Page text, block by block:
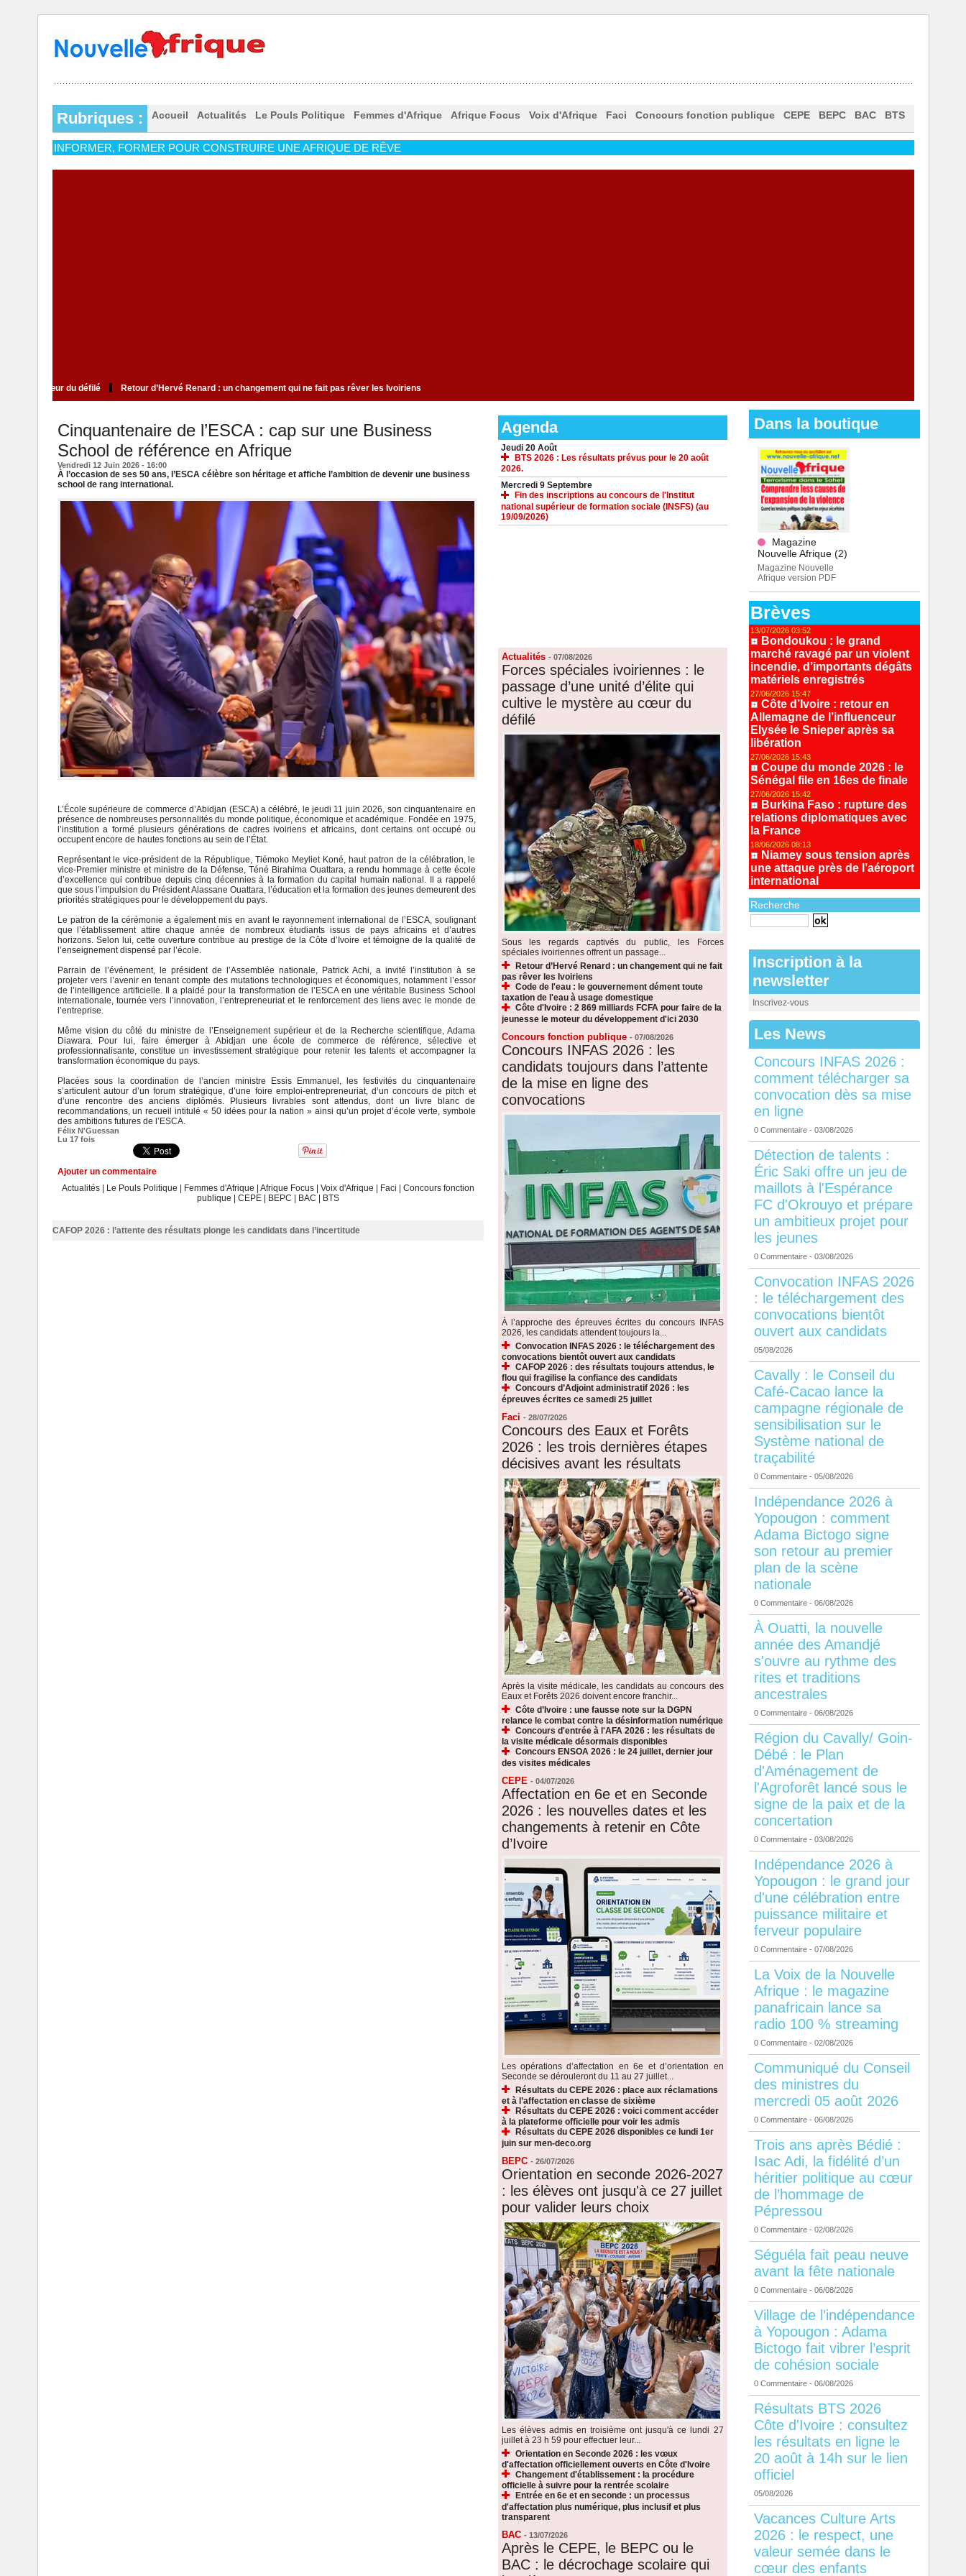
Rubriques : Accueil Actualités Le Pouls Politique Femmes d'Afrique Afrique Focus Voix d'Afrique Faci Concours fonction publique CEPE BEPC BAC BTS
INFORMER, FORMER POUR CONSTRUIRE UNE AFRIQUE DE RÊVE
qui cultive le mystère au cœur du défilé Retour d’Hervé Renard : un changement qui ne fait pas rêver les Ivoiriens
Cinquantenaire de l’ESCA : cap sur une Business
School de référence en Afrique
Vendredi 12 Juin 2026 - 16:00
À l’occasion de ses 50 ans, l’ESCA célèbre son héritage et affiche l’ambition de devenir une business
school de rang international.
L’École supérieure de commerce d’Abidjan (ESCA) a célébré, le jeudi 11 juin 2026, son cinquantenaire en
présence de nombreuses personnalités du monde politique, économique et académique. Fondée en 1975,
l’institution a formé plusieurs générations de cadres ivoiriens et africains, dont certains ont occupé ou
occupent encore de hautes fonctions au sein de l’État.
Représentant le vice-président de la République, Tiémoko Meyliet Koné, haut patron de la célébration, le
vice-Premier ministre et ministre de la Défense, Téné Birahima Ouattara, a rendu hommage à cette école
d’excellence qui contribue depuis cinq décennies à la formation du capital humain national. Il a rappelé
que sous l’impulsion du Président Alassane Ouattara, l’éducation et la formation des jeunes demeurent des
priorités stratégiques pour le développement du pays.
Le patron de la cérémonie a également mis en avant le rayonnement international de l’ESCA, soulignant
que l’établissement attire chaque année de nombreux étudiants issus de pays africains et d’autres
horizons. Selon lui, cette ouverture contribue au prestige de la Côte d’Ivoire et témoigne de la qualité de
l’enseignement dispensé par l’école.
Parrain de l’événement, le président de l’Assemblée nationale, Patrick Achi, a invité l’institution à se
projeter vers l’avenir en tenant compte des mutations technologiques et économiques, notamment l’essor
de l’intelligence artificielle. Il a plaidé pour la transformation de l’ESCA en une véritable Business School
internationale, tournée vers l’innovation, l’entrepreneuriat et le renforcement des liens avec le monde de
l’entreprise.
Même vision du côté du ministre de l’Enseignement supérieur et de la Recherche scientifique, Adama
Diawara. Pour lui, faire émerger à Abidjan une école de commerce de référence, sélective et
professionnalisante, constitue un investissement stratégique pour retenir les talents et accompagner la
transformation économique du pays.
Placées sous la coordination de l’ancien ministre Essis Emmanuel, les festivités du cinquantenaire
s’articulent autour d’un forum stratégique, d’une foire emploi-entrepreneuriat, d’un concours de pitch et
d’une rencontre des anciens diplômés. Plusieurs livrables sont attendus, dont un livre blanc de
recommandations, un recueil intitulé « 50 idées pour la nation » ainsi qu’un projet d’école verte, symbole
des ambitions futures de l’ESCA.
Félix N'Guessan
Lu 17 fois
Ajouter un commentaire
Actualités
Le Pouls Politique Femmes d'Afrique Afrique Focus Voix d'Afrique Faci
Concours fonction
publique
CEPE BEPC BAC BTS
CAFOP 2026 : l’attente des résultats plonge les candidats dans l’incertitude
Agenda
Jeudi 20 Août
BTS 2026 : Les résultats prévus pour le 20 août
2026.
Mercredi 9 Septembre
Fin des inscriptions au concours de l'Institut
national supérieur de formation sociale (INSFS) (au
19/09/2026)
Actualités - 07/08/2026
Forces spéciales ivoiriennes : le
passage d’une unité d’élite qui
cultive le mystère au cœur du
défilé
Sous les regards captivés du public, les Forces
spéciales ivoiriennes offrent un passage...
Retour d’Hervé Renard : un changement qui ne fait
pas rêver les Ivoiriens
Code de l'eau : le gouvernement dément toute
taxation de l'eau à usage domestique
Côte d'Ivoire : 2 869 milliards FCFA pour faire de la
jeunesse le moteur du développement d'ici 2030
Concours fonction publique - 07/08/2026
Concours INFAS 2026 : les
candidats toujours dans l’attente
de la mise en ligne des
convocations
À l’approche des épreuves écrites du concours INFAS
2026, les candidats attendent toujours la...
Convocation INFAS 2026 : le téléchargement des
convocations bientôt ouvert aux candidats
CAFOP 2026 : des résultats toujours attendus, le
flou qui fragilise la confiance des candidats
Concours d’Adjoint administratif 2026 : les
épreuves écrites ce samedi 25 juillet
Faci - 28/07/2026
Concours des Eaux et Forêts
2026 : les trois dernières étapes
décisives avant les résultats
Après la visite médicale, les candidats au concours des
Eaux et Forêts 2026 doivent encore franchir...
Côte d’Ivoire : une fausse note sur la DGPN
relance le combat contre la désinformation numérique
Concours d'entrée à l'AFA 2026 : les résultats de
la visite médicale désormais disponibles
Concours ENSOA 2026 : le 24 juillet, dernier jour
des visites médicales
CEPE - 04/07/2026
Affectation en 6e et en Seconde
2026 : les nouvelles dates et les
changements à retenir en Côte
d’Ivoire
Les opérations d’affectation en 6e et d’orientation en
Seconde se dérouleront du 11 au 27 juillet...
Résultats du CEPE 2026 : place aux réclamations
et à l’affectation en classe de sixième
Résultats du CEPE 2026 : voici comment accéder
à la plateforme officielle pour voir les admis
Résultats du CEPE 2026 disponibles ce lundi 1er
juin sur men-deco.org
BEPC - 26/07/2026
Orientation en seconde 2026-2027
: les élèves ont jusqu'à ce 27 juillet
pour valider leurs choix
Les élèves admis en troisième ont jusqu'à ce lundi 27
juillet à 23 h 59 pour effectuer leur...
Orientation en Seconde 2026 : les vœux
d'affectation officiellement ouverts en Côte d'Ivoire
Changement d'établissement : la procédure
officielle à suivre pour la rentrée scolaire
Entrée en 6e et en seconde : un processus
d'affectation plus numérique, plus inclusif et plus
transparent
BAC - 13/07/2026
Après le CEPE, le BEPC ou le
BAC : le décrochage scolaire qui
Dans la boutique
Magazine
Nouvelle Afrique (2)
Magazine Nouvelle
Afrique version PDF
Brèves
13/07/2026 03:52
Bondoukou : le grand
marché ravagé par un violent
incendie, d’importants dégâts
matériels enregistrés
27/06/2026 15:47
Côte d’Ivoire : retour en
Allemagne de l’influenceur
Elysée le Snieper après sa
libération
27/06/2026 15:43
Coupe du monde 2026 : le
Sénégal file en 16es de finale
27/06/2026 15:42
Burkina Faso : rupture des
relations diplomatiques avec
la France
18/06/2026 08:13
Niamey sous tension après
une attaque près de l’aéroport
international
Recherche
Inscription à la
newsletter
Inscrivez-vous
Les News
Concours INFAS 2026 :
comment télécharger sa
convocation dès sa mise
en ligne
0 Commentaire - 03/08/2026
Détection de talents :
Éric Saki offre un jeu de
maillots à l'Espérance
FC d'Okrouyo et prépare
un ambitieux projet pour
les jeunes
0 Commentaire - 03/08/2026
Convocation INFAS 2026
: le téléchargement des
convocations bientôt
ouvert aux candidats
05/08/2026
Cavally : le Conseil du
Café-Cacao lance la
campagne régionale de
sensibilisation sur le
Système national de
traçabilité
0 Commentaire - 05/08/2026
Indépendance 2026 à
Yopougon : comment
Adama Bictogo signe
son retour au premier
plan de la scène
nationale
0 Commentaire - 06/08/2026
À Ouatti, la nouvelle
année des Amandjé
s'ouvre au rythme des
rites et traditions
ancestrales
0 Commentaire - 06/08/2026
Région du Cavally/ Goin-
Débé : le Plan
d'Aménagement de
l'Agroforêt lancé sous le
signe de la paix et de la
concertation
0 Commentaire - 03/08/2026
Indépendance 2026 à
Yopougon : le grand jour
d'une célébration entre
puissance militaire et
ferveur populaire
0 Commentaire - 07/08/2026
La Voix de la Nouvelle
Afrique : le magazine
panafricain lance sa
radio 100 % streaming
0 Commentaire - 02/08/2026
Communiqué du Conseil
des ministres du
mercredi 05 août 2026
0 Commentaire - 06/08/2026
Trois ans après Bédié :
Isac Adi, la fidélité d’un
héritier politique au cœur
de l’hommage de
Pépressou
0 Commentaire - 02/08/2026
Séguéla fait peau neuve
avant la fête nationale
0 Commentaire - 06/08/2026
Village de l’indépendance
à Yopougon : Adama
Bictogo fait vibrer l’esprit
de cohésion sociale
0 Commentaire - 06/08/2026
Résultats BTS 2026
Côte d'Ivoire : consultez
les résultats en ligne le
20 août à 14h sur le lien
officiel
05/08/2026
Vacances Culture Arts
2026 : le respect, une
valeur semée dans le
cœur des enfants